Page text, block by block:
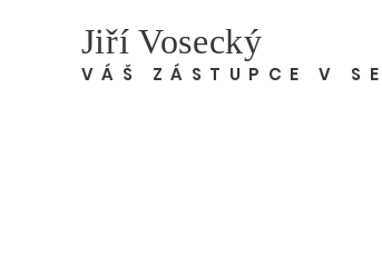
Jiří Vosecký
VÁŠ ZÁSTUPCE V